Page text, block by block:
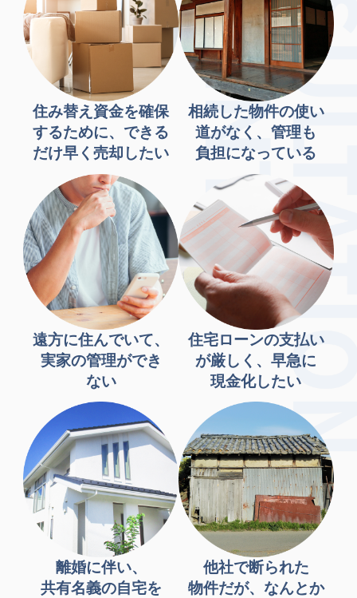
住み替え資金を確保
するために、できる
だけ早く売却したい
相続した物件の使い
道がなく、管理も
負担になっている
遠方に住んでいて、
実家の管理ができ
ない
住宅ローンの支払い
が厳しく、早急に
現金化したい
離婚に伴い、
共有名義の自宅を
他社で断られた
物件だが、なんとか